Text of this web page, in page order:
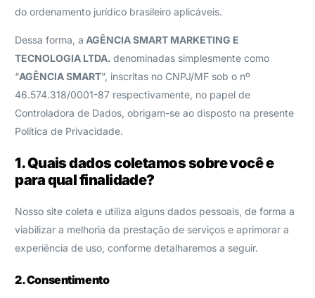
do ordenamento jurídico brasileiro aplicáveis.
Dessa forma, a AGÊNCIA SMART MARKETING E
TECNOLOGIA LTDA.denominadas simplesmente como
“AGÊNCIA SMART”, inscritas no CNPJ/MF sob o nº
46.574.318/0001-87 respectivamente, no papel de
Controladora de Dados, obrigam-se ao disposto na presente
Política de Privacidade.
1. Quais dados coletamos sobre você e
para qual finalidade?
Nosso site coleta e utiliza alguns dados pessoais, de forma a
viabilizar a melhoria da prestação de serviços e aprimorar a
experiência de uso, conforme detalharemos a seguir.
2. Consentimento